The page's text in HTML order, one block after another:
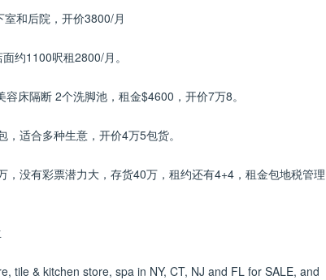
和后院，开价3800/月​​​
约1100呎租2800/月。
床隔断 2个洗脚池，租金$4600，开价7万8。
适合多种生意，开价4万5包货。
没有彩票潜力大，存货40万，租约还有4+4，租金包地税管理
tile & kitchen store, spa in NY, CT, NJ and FL for SALE, and